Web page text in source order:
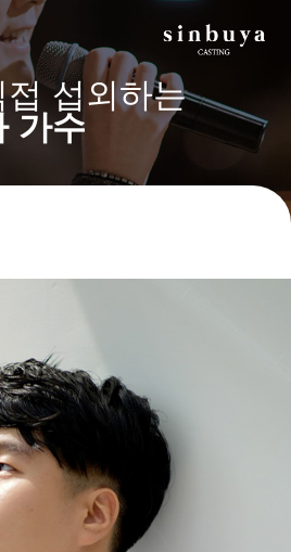
섭외하는
가수